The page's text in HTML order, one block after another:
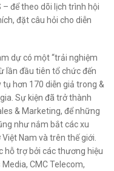
– để theo dõi lịch trình hội
đặt câu hỏi cho diễn
dự có một “trải nghiệm
lần đầu tiên tổ chức đến
hơn 170 diễn giả trong &
Sự kiện đã trở thành
& Marketing, để những
như nắm bắt các xu
Nam và trên thế giới.
hỗ trợ bởi các thương hiệu
CMC Telecom,